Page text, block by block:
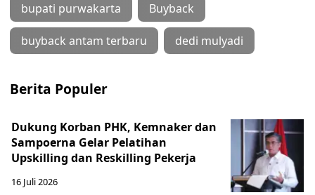
bupati purwakarta Buyback
buyback antam terbaru dedi mulyadi
Berita Populer
Dukung Korban PHK, Kemnaker dan
Sampoerna Gelar Pelatihan
Upskilling dan Reskilling Pekerja
16 Juli 2026